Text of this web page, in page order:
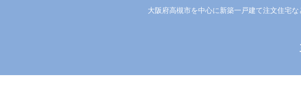
大阪府高槻市を中心に新築一戸建て注文住宅